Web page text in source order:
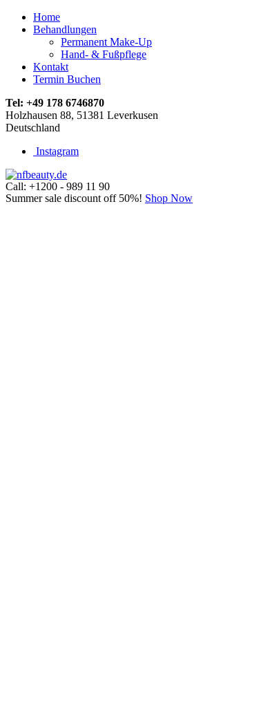
Home
Behandlungen
Permanent Make-Up
Hand- & Fußpflege
Kontakt
Termin Buchen
Tel: +49 178 6746870
Holzhausen 88, 51381 Leverkusen
Deutschland
Instagram
Call: +1200 - 989 11 90
Summer sale discount off 50%! Shop Now